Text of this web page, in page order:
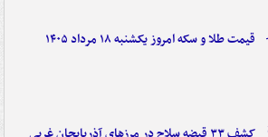
قیمت طلا و سکه امروز یکشنبه ۱۸ مرداد ۱۴۰۵